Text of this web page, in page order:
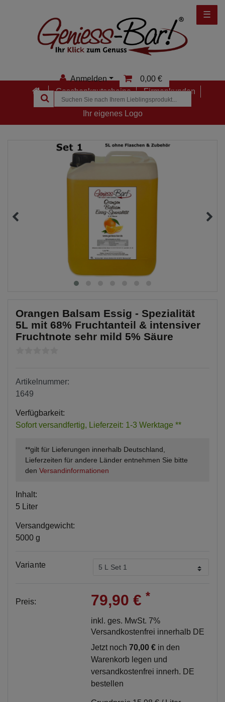
Anmelden
Anmelden
Merkzettel
0,00 €
Geschenkgutscheine
Firmenkunden
Ihr eigenes Logo
☰
Orangen Balsam Essig - Spezialität
5L mit 68% Fruchtanteil & intensiver
Fruchtnote sehr mild 5% Säure
Artikelnummer:
1649
Verfügbarkeit:
Sofort versandfertig, Lieferzeit: 1-3 Werktage **
**gilt für Lieferungen innerhalb Deutschland,
Lieferzeiten für andere Länder entnehmen Sie bitte
den Versandinformationen
Inhalt:
5 Liter
Versandgewicht:
5000 g
Variante
Preis: 79,90 € *
inkl. ges. MwSt. 7%
Versandkostenfrei innerhalb DE
Jetzt noch 70,00 € in den
Warenkorb legen und
versandkostenfrei innerh. DE
bestellen